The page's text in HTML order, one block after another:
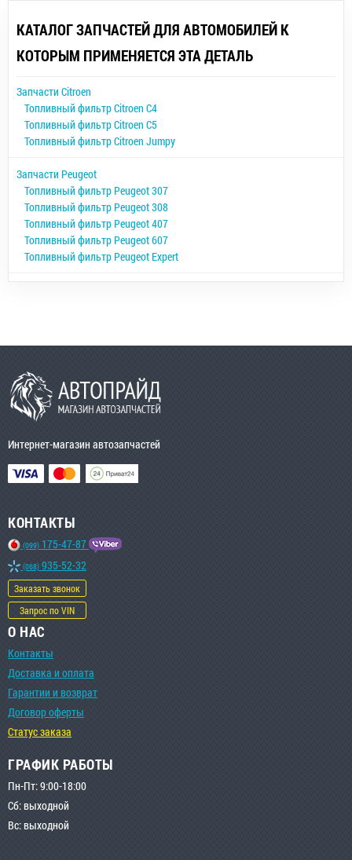
КАТАЛОГ ЗАПЧАСТЕЙ ДЛЯ АВТОМОБИЛЕЙ К
КОТОРЫМ ПРИМЕНЯЕТСЯ ЭТА ДЕТАЛЬ
Запчасти Citroen
Топливный фильтр Citroen C4
Топливный фильтр Citroen C5
Топливный фильтр Citroen Jumpy
Запчасти Peugeot
Топливный фильтр Peugeot 307
Топливный фильтр Peugeot 308
Топливный фильтр Peugeot 407
Топливный фильтр Peugeot 607
Топливный фильтр Peugeot Expert
Интернет-магазин автозапчастей
КОНТАКТЫ
(099) 175-47-87
(068) 935-52-32
Заказать звонок
Запрос по VIN
О НАС
Контакты
Доставка и оплата
Гарантии и возврат
Договор оферты
Статус заказа
ГРАФИК РАБОТЫ
Пн-Пт: 9:00-18:00
Сб: выходной
Вс: выходной